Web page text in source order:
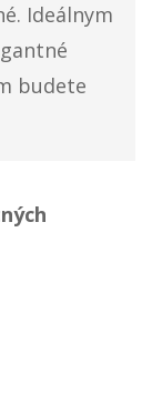
Ideálnym
budete